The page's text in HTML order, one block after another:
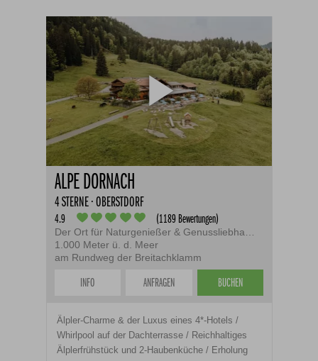
ALPE DORNACH
4 STERNE · OBERSTDORF
4.9 (1189 Bewertungen)
1.000 Meter ü. d. Meer
am Rundweg der Breitachklamm
INFO ANFRAGEN BUCHEN
Älpler-Charme & der Luxus eines 4*-Hotels /
Whirlpool auf der Dachterrasse / Reichhaltiges
Älplerfrühstück und 2-Haubenküche / Erholung